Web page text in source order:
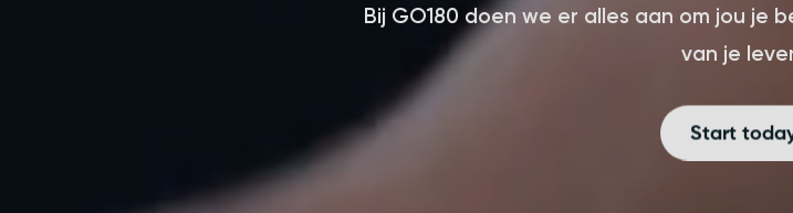
Bij GO180 doen we er alles aan om jou je
van je
Start